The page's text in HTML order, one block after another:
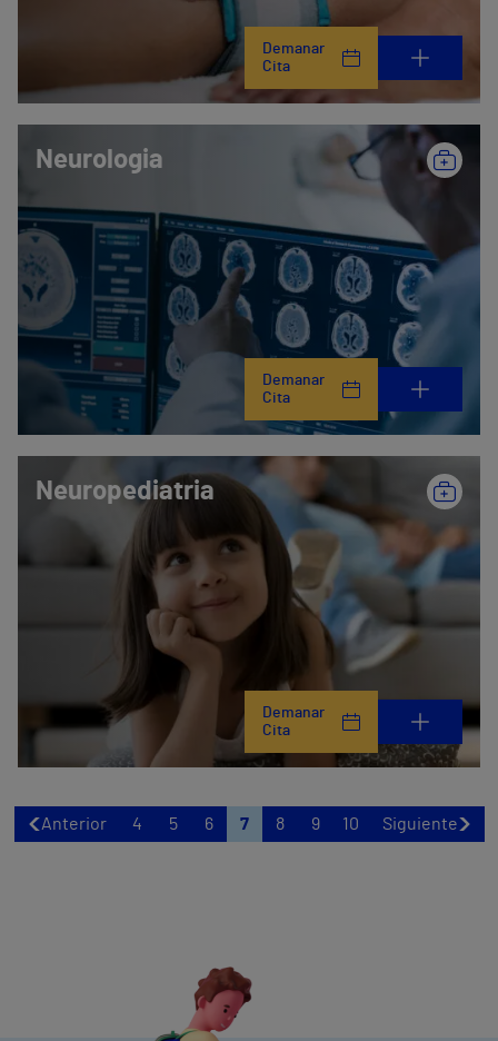
Demanar
Cita
Neurologia
Demanar
Cita
Neuropediatria
Demanar
Cita
Anterior 4 5 6 7 8 9 10 Siguiente